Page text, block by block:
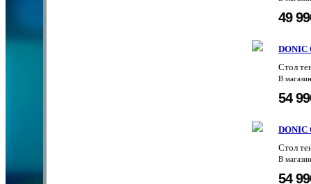
49
DONIC
Стол
В
54
DONIC
Стол
В
54